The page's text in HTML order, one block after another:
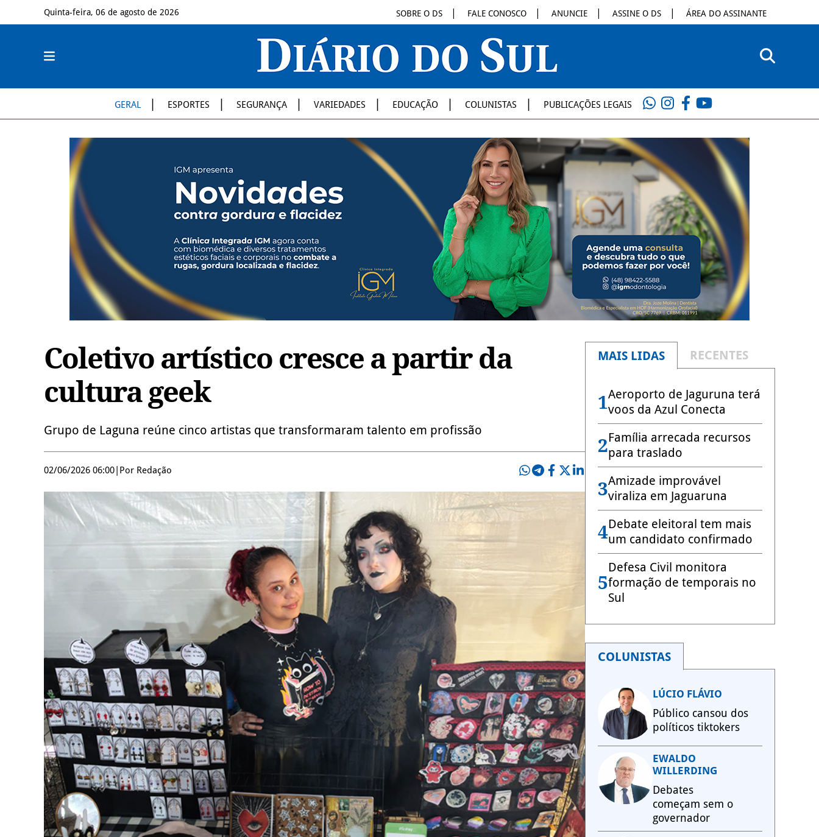
Quinta-feira, 06 de agosto de 2026 SOBRE O DS FALE CONOSCO ANUNCIE ASSINE O DS ÁREA DO ASSINANTE
GERAL ESPORTES SEGURANÇA VARIEDADES EDUCAÇÃO COLUNISTAS PUBLICAÇÕES LEGAIS
Coletivo artístico cresce a partir da
cultura geek
Grupo de Laguna reúne cinco artistas que transformaram talento em profissão
02/06/2026 06:00 Por Redação
MAIS LIDAS RECENTES
1Aeroporto de Jaguruna terá
voos da Azul Conecta
2Família arrecada recursos
para traslado
3Amizade improvável
viraliza em Jaguaruna
4Debate eleitoral tem mais
um candidato confirmado
5
Defesa Civil monitora
formação de temporais no
Sul
COLUNISTAS
LÚCIO FLÁVIO
Público cansou dos
políticos tiktokers
EWALDO
WILLERDING
Debates
começam sem o
governador